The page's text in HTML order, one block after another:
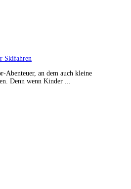
Skifahren
Abenteuer, an dem auch kleine
Denn wenn Kinder ...